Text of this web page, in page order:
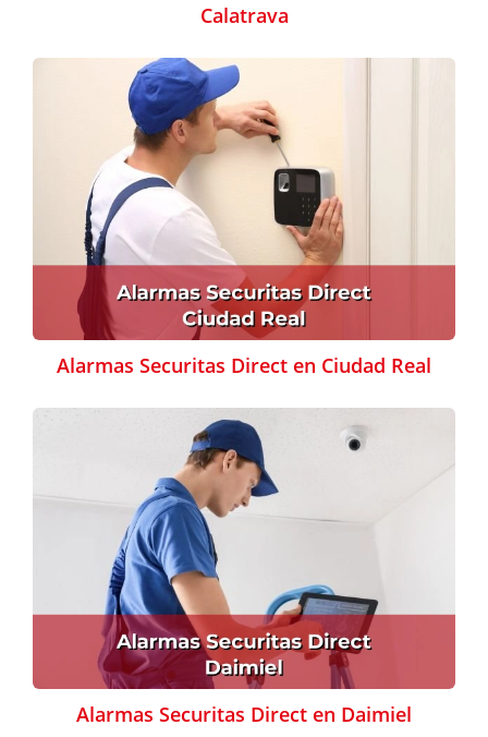
Calatrava
Alarmas Securitas Direct en Ciudad Real
Alarmas Securitas Direct en Daimiel